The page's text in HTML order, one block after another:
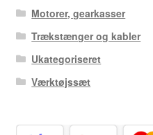
Motorer, gearkasser
Trækstænger og kabler
Ukategoriseret
Værktøjssæt